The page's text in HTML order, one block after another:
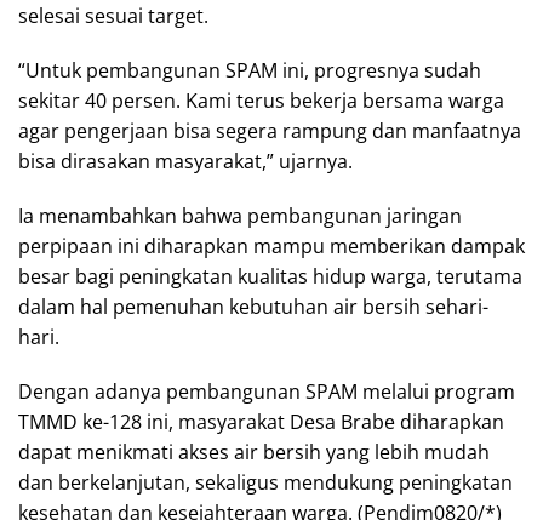
selesai sesuai target.
“Untuk pembangunan SPAM ini, progresnya sudah
sekitar 40 persen. Kami terus bekerja bersama warga
agar pengerjaan bisa segera rampung dan manfaatnya
bisa dirasakan masyarakat,” ujarnya.
Ia menambahkan bahwa pembangunan jaringan
perpipaan ini diharapkan mampu memberikan dampak
besar bagi peningkatan kualitas hidup warga, terutama
dalam hal pemenuhan kebutuhan air bersih sehari-
hari.
Dengan adanya pembangunan SPAM melalui program
TMMD ke-128 ini, masyarakat Desa Brabe diharapkan
dapat menikmati akses air bersih yang lebih mudah
dan berkelanjutan, sekaligus mendukung peningkatan
kesehatan dan kesejahteraan warga. (Pendim0820/*)